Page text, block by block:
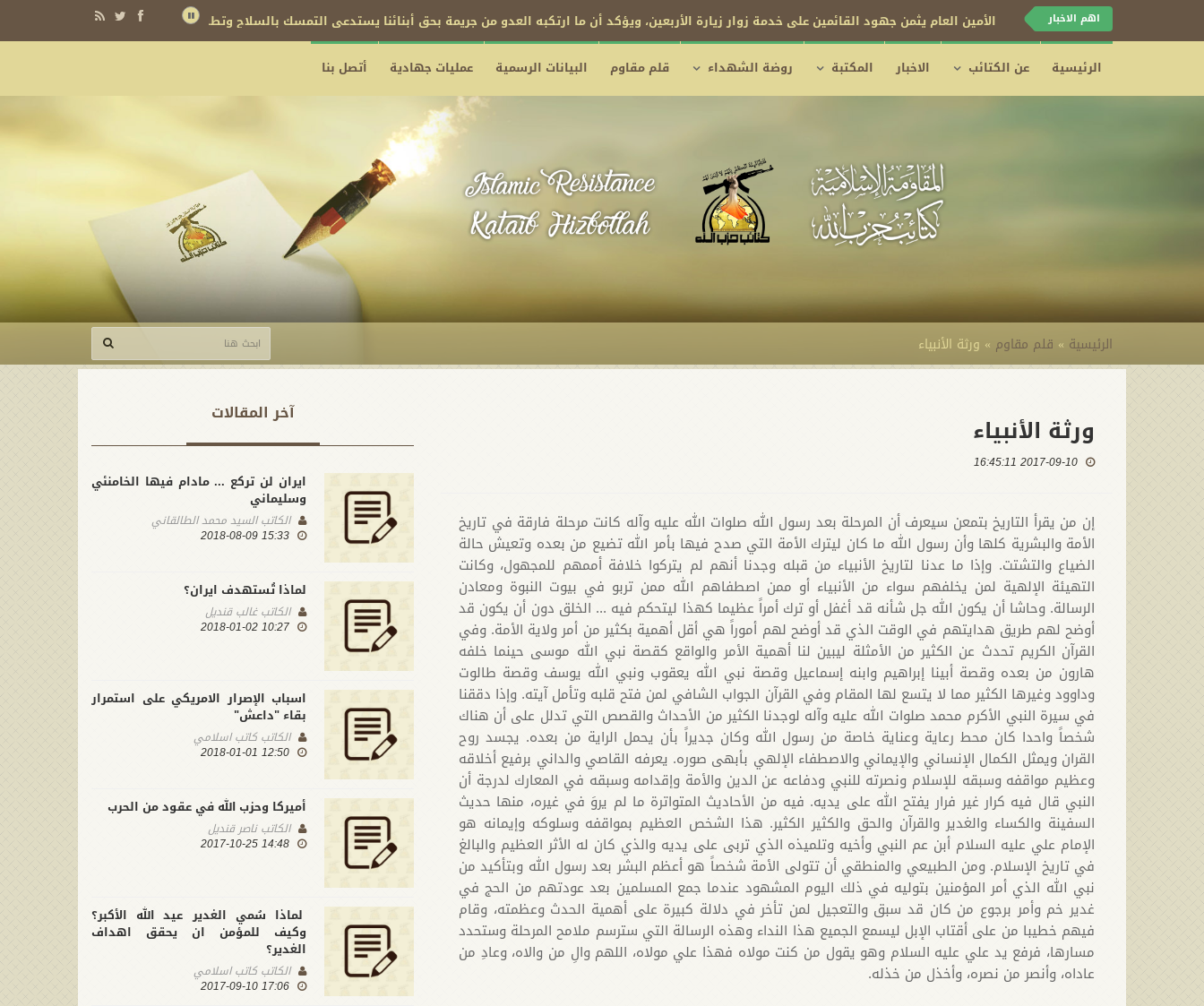
اهم الاخبار الأمين العام يثمن جهود القائمين على خدمة زوار زيارة الأربعين، ويؤكد أن ما ارتكبه العدو من جريمة بحق أبنائنا يستدعي التمسك بالسلاح وتطويره لردع كل من يريد بنا شراً
الرئيسية عن الكتائب الاخبار المكتبة روضة الشهداء قلم مقاوم البيانات الرسمية عمليات جهادية أتصل بنا
الرئيسية » قلم مقاوم » ورثة الأنبياء
ورثة الأنبياء
2017-09-10 16:45:11
إن من يقرأ التاريخ بتمعن سيعرف أن المرحلة بعد رسول الله صلوات الله عليه وآله كانت مرحلة فارقة في تاريخ
الأمة والبشرية كلها وأن رسول الله ما كان ليترك الأمة التي صدح فيها بأمر الله تضيع من بعده وتعيش حالة
الضياع والتشتت. وإذا ما عدنا لتاريخ الأنبياء من قبله وجدنا أنهم لم يتركوا خلافة أممهم للمجهول، وكانت
التهيئة الإلهية لمن يخلفهم سواء من الأنبياء أو ممن اصطفاهم الله ممن تربو في بيوت النبوة ومعادن
الرسالة. وحاشا أن يكون الله جل شأنه قد أغفل أو ترك أمراً عظيما كهذا ليتحكم فيه ... الخلق دون أن يكون قد
أوضح لهم طريق هدايتهم في الوقت الذي قد أوضح لهم أموراً هي أقل أهمية بكثير من أمر ولاية الأمة. وفي
القرآن الكريم تحدث عن الكثير من الأمثلة ليبين لنا أهمية الأمر والواقع كقصة نبي الله موسى حينما خلفه
هارون من بعده وقصة أبينا إبراهيم وابنه إسماعيل وقصة نبي الله يعقوب ونبي الله يوسف وقصة طالوت
وداوود وغيرها الكثير مما لا يتسع لها المقام وفي القرآن الجواب الشافي لمن فتح قلبه وتأمل آيته. وإذا دققنا
في سيرة النبي الأكرم محمد صلوات الله عليه وآله لوجدنا الكثير من الأحداث والقصص التي تدلل على أن هناك
شخصاً واحدا كان محط رعاية وعناية خاصة من رسول الله وكان جديراً بأن يحمل الراية من بعده. يجسد روح
القران ويمثل الكمال الإنساني والإيماني والاصطفاء الإلهي بأبهى صوره. يعرفه القاصي والداني برفيع أخلاقه
وعظيم مواقفه وسبقه للإسلام ونصرته للنبي ودفاعه عن الدين والأمة وإقدامه وسبقه في المعارك لدرجة أن
النبي قال فيه كرار غير فرار يفتح الله على يديه. فيه من الأحاديث المتواترة ما لم يروَ في غيره، منها حديث
السفينة والكساء والغدير والقرآن والحق والكثير الكثير. هذا الشخص العظيم بمواقفه وسلوكه وإيمانه هو
الإمام علي عليه السلام أبن عم النبي وأخيه وتلميذه الذي تربى على يديه والذي كان له الأثر العظيم والبالغ
في تاريخ الإسلام. ومن الطبيعي والمنطقي أن تتولى الأمة شخصاً هو أعظم البشر بعد رسول الله وبتأكيد من
نبي الله الذي أمر المؤمنين بتوليه في ذلك اليوم المشهود عندما جمع المسلمين بعد عودتهم من الحج في
غدير خم وأمر برجوع من كان قد سبق والتعجيل لمن تأخر في دلالة كبيرة على أهمية الحدث وعظمته، وقام
فيهم خطيبا من على أقتاب الإبل ليسمع الجميع هذا النداء وهذه الرسالة التي سترسم ملامح المرحلة وستحدد
مسارها، فرفع يد علي عليه السلام وهو يقول من كنت مولاه فهذا علي مولاه، اللهم والِ من والاه، وعادِ من
عاداه، وأنصر من نصره، وأخذل من خذله.
آخر المقالات
ايران لن تركع ... مادام فيها الخامنئي
وسليماني
الكاتبالسيد محمد الطالقاني
15:33 2018-08-09
لماذا تُستهدف ايران؟
الكاتبغالب قنديل
10:27 2018-01-02
اسباب الإصرار الامريكي على استمرار
بقاء "داعش"
الكاتبكاتب اسلامي
12:50 2018-01-01
أميركا وحزب الله في عقود من الحرب
الكاتبناصر قنديل
14:48 2017-10-25
لماذا سُمي الغدير عيد الله الأكبر؟
وكيف للمؤمن ان يحقق اهداف
الغدير؟
الكاتبكاتب اسلامي
17:06 2017-09-10